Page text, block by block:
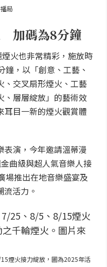
局
加碼為8分鐘
火也非常精彩，施放時
鐘，以「創意、工藝、
、交叉扇形煙火、工藝
、層層綻放」的藝術效
耳目一新的煙火觀賞體
表演，今年邀請溫蒂漫
曲級與超人氣音樂人接
場推出在地音樂盛宴及
活力。
煙火接力綻放，圖為2025年活